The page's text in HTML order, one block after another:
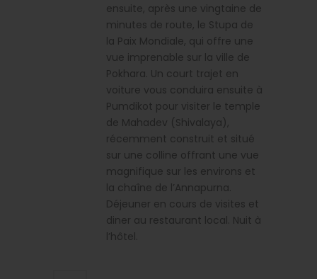
ensuite, après une vingtaine de
minutes de route, le Stupa de
la Paix Mondiale, qui offre une
vue imprenable sur la ville de
Pokhara. Un court trajet en
voiture vous conduira ensuite à
Pumdikot pour visiter le temple
de Mahadev (Shivalaya),
récemment construit et situé
sur une colline offrant une vue
magnifique sur les environs et
la chaîne de l’Annapurna.
Déjeuner en cours de visites et
diner au restaurant local. Nuit à
l’hôtel.